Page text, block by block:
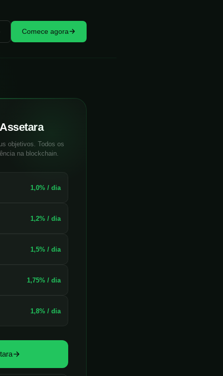
Comece agora
objetivos. Todos os
na blockchain.
1,0% / dia
1,2% / dia
1,5% / dia
1,75% / dia
1,8% / dia